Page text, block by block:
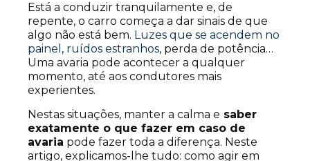
Está a conduzir tranquilamente e, de
repente, o carro começa a dar sinais de que
algo não está bem. Luzes que se acendem no
painel , ruídos estranhos, perda de potência…
Uma avaria pode acontecer a qualquer
momento, até aos condutores mais
experientes.
Nestas situações, manter a calma e saber
exatamente o que fazer em caso de
avaria pode fazer toda a diferença. Neste
artigo, explicamos-lhe tudo: como agir em